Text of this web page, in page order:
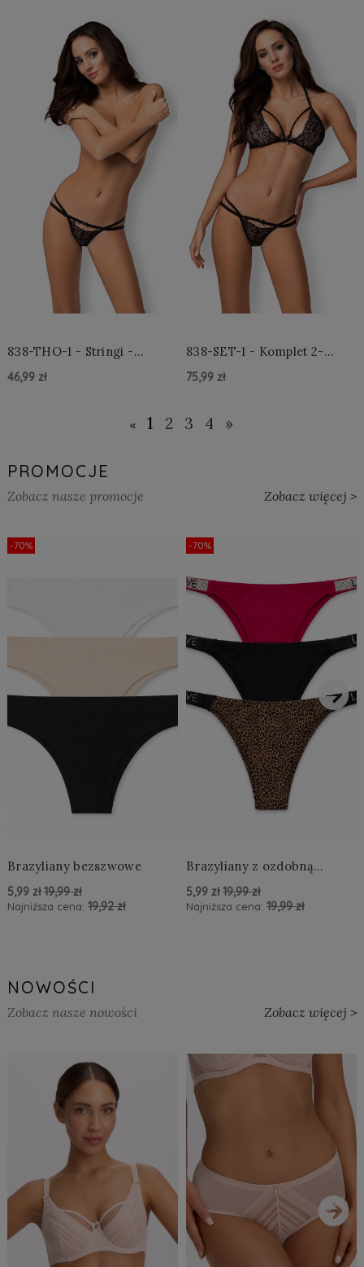
838-THO-1 - Stringi -
46,99 zł
838-SET-1 - Komplet 2-
75,99 zł
Do Koszyka »
« 1 2 3 4 »
PROMOCJE
Zobacz nasze promocje Zobacz więcej >
Brazyliany bezszwowe
5,99 zł 19,99 zł
Najniższa cena: 19,92 zł
-70%
Brazyliany z ozdobną
5,99 zł 19,99 zł
Najniższa cena: 19,99 zł
-70%
›
NOWOŚCI
Zobacz nasze nowości Zobacz więcej >
›